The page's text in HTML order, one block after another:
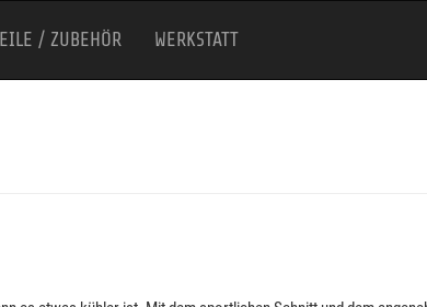
/ ZUBEHÖR WERKSTATT